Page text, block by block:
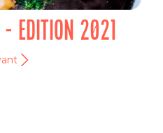
- EDITION 2021